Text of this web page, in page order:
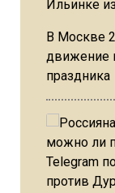
В Москве 2
движение
праздника